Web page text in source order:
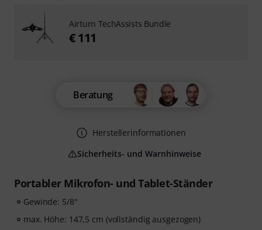
Portabler Mikrofon- und Tablet-Ständer
Gewinde: 5/8"
max. Höhe: 147,5 cm (vollständig ausgezogen)
Beratung
Herstellerinformationen
Sicherheits- und Warnhinweise
Airturn TechAssists Bundle
€ 111